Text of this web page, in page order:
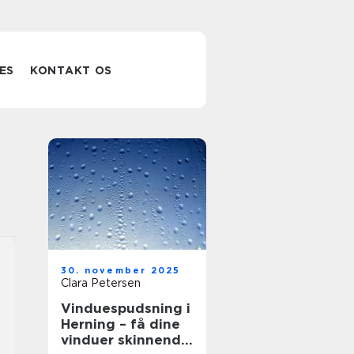
KONTAKT OS
30. november 2025
Clara Petersen
Vinduespudsning i
Herning – få dine
vinduer skinnende